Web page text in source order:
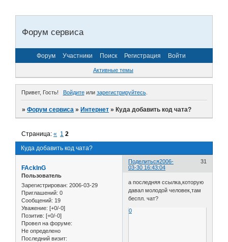
Форум сервиса
Форум Участники Поиск Регистрация Войти
Активные темы
Привет, Гость! Войдитеили зарегистрируйтесь.
»Форум сервиса »Интернет »Куда добавить код чата?
Куда добавить код чата?
Страница:« 1 2
Поделиться 31
2006-
03-30 16:43:04
FAckInG
Пользователь
Зарегистрирован: 2006-03-29
Приглашений: 0
Сообщений: 19
Уважение: [+0/-0]
Позитив: [+0/-0]
Провел на форуме:
Не определено
Последний визит:
а последняя ссылка,которую
давал молодой человек,там
беспл. чат?
0